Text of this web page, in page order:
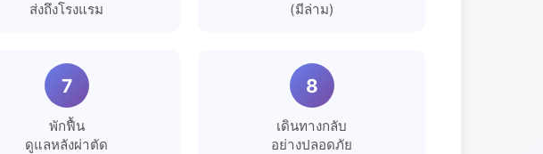
ส่งถึงโรงแรม
(มีล่าม)
7
พักฟื้น
ดูแลหลังผ่าตัด
8
เดินทางกลับ
อย่างปลอดภัย